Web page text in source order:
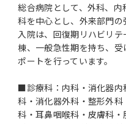
総合病院として、外科、
科を中心とし、外来部門の
入院は、回復期リハビリ
棟、一般急性期を持ち、
ポートを行っています。
■診療科：内科・消化器内
科・消化器外科・整形外
科・耳鼻咽喉科・皮膚科